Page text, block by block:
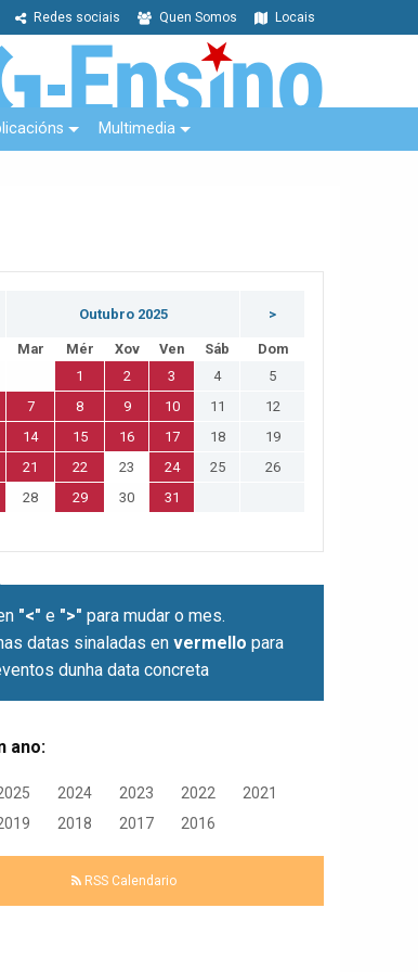
Locais
Quen Somos
Redes sociais
Multimedia
Outubro 2025 >
Mar Mér Xov Ven Sáb
Dom
1
2 3 4
5
7 8 9 10 11
12
14 15 16 17 18
19
21 22 23 24 25
26
28 29 30
31
"<" e ">" para mudar o mes.
datas sinaladas en vermello para
dunha data concreta
ano:
2024 2023 2022
2021
2018 2017 2016
RSS Calendario